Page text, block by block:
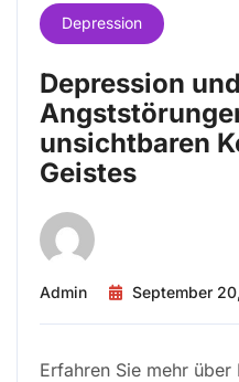
Depression
Depression und
unsichtbaren
Geistes
Admin September
Erfahren Sie mehr